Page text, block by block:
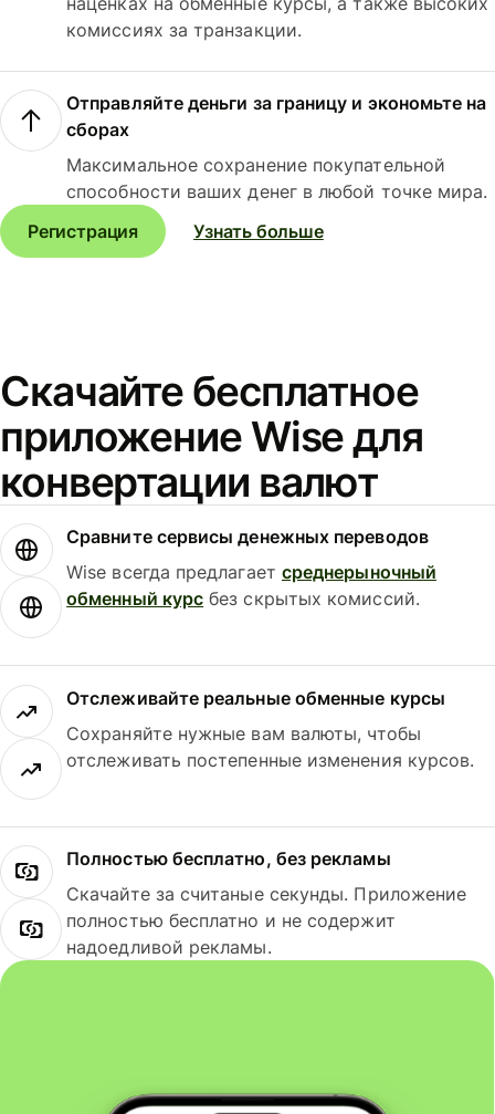
комиссиях за транзакции.
Отправляйте деньги за границу и экономьте на
сборах
Максимальное сохранение покупательной
способности ваших денег в любой точке мира.
Регистрация
Узнать больше
Скачайте бесплатное
приложение Wise для
конвертации валют
Сравните сервисы денежных переводов
Wise всегда предлагает среднерыночный
обменный курс без скрытых комиссий.
Отслеживайте реальные обменные курсы
Сохраняйте нужные вам валюты, чтобы
отслеживать постепенные изменения курсов.
Полностью бесплатно, без рекламы
Скачайте за считаные секунды. Приложение
полностью бесплатно и не содержит
надоедливой рекламы.